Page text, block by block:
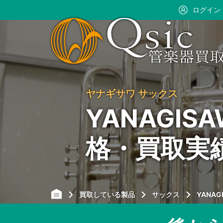
ログイン
ヤナギサワ サックス
格・買取実
買取している製品 サックス